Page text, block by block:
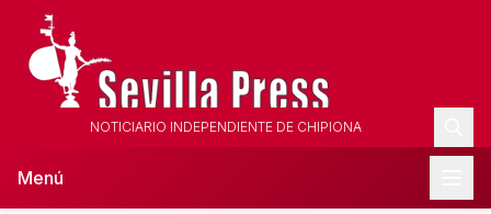
NOTICIARIO INDEPENDIENTE DE CHIPIONA
Menú